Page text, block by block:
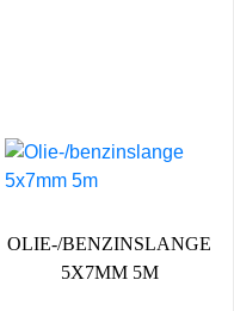
OLIE-/BENZINSLANGE
5X7MM 5M